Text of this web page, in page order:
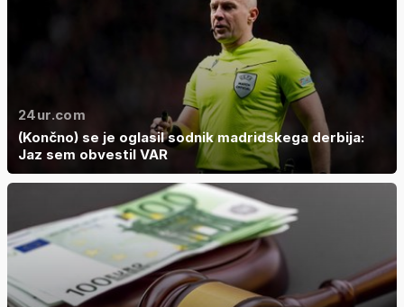
24ur.com
(Končno) se je oglasil sodnik madridskega derbija:
Jaz sem obvestil VAR